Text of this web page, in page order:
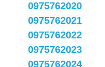
0975762020
0975762021
0975762022
0975762023
0975762024